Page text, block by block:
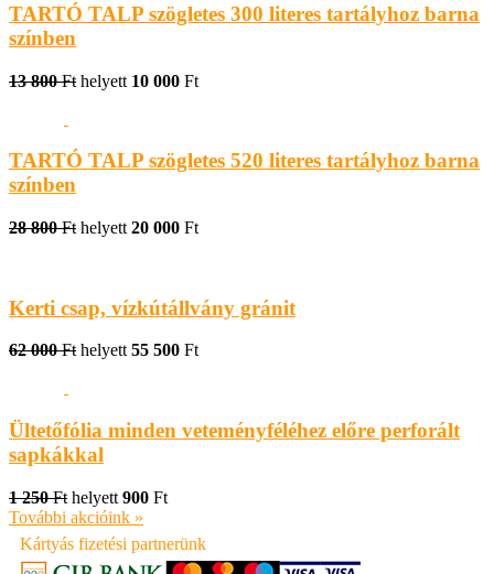
TARTÓ TALP szögletes 300 literes tartályhoz barna
színben
13 800 Ft helyett 10 000 Ft
TARTÓ TALP szögletes 520 literes tartályhoz barna
színben
28 800 Ft helyett 20 000 Ft
Kerti csap, vízkútállvány gránit
62 000 Fthelyett55 500 Ft
Ültetőfólia minden veteményféléhez előre perforált
sapkákkal
1 250 Ft helyett 900 Ft
További akcióink »
Kártyás fizetési partnerünk